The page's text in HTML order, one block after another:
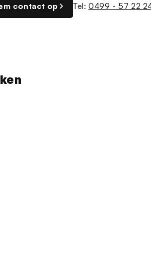
contact op Tel:0499 - 57 22